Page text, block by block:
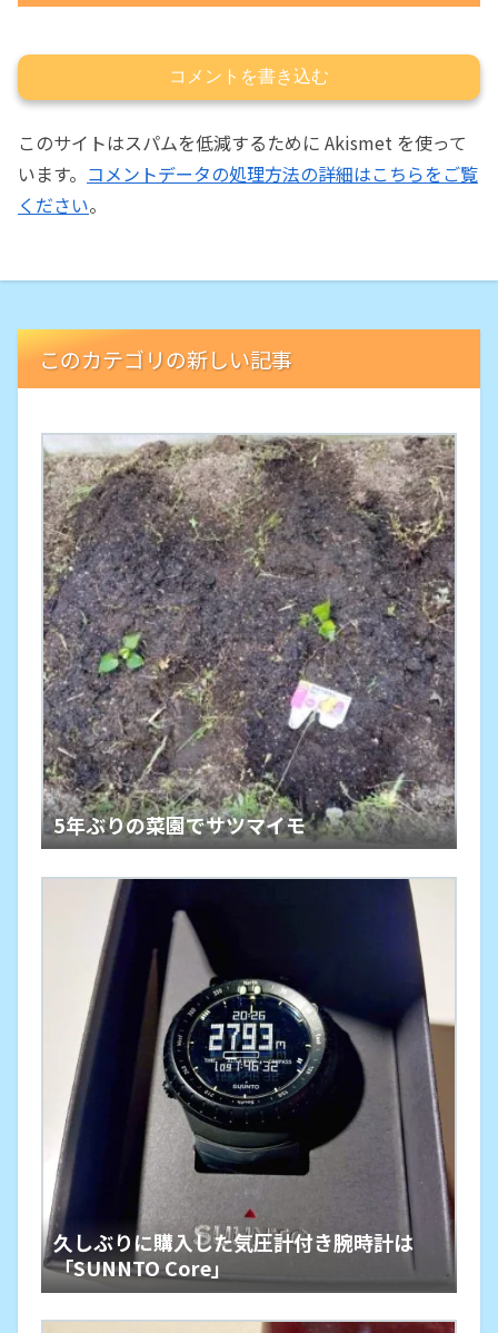
コメントを書き込む
このサイトはスパムを低減するために Akismet を使って
います。 コメントデータの処理方法の詳細はこちらをご覧
ください。
このカテゴリの新しい記事
5年ぶりの菜園でサツマイモ
久しぶりに購入した気圧計付き腕時計は
「SUNNTO Core」